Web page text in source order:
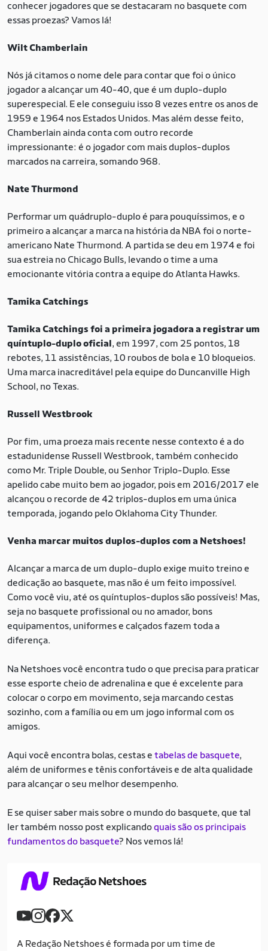
conhecer jogadores que se destacaram no basquete com
essas proezas? Vamos lá!
Wilt Chamberlain
Nós já citamos o nome dele para contar que foi o único
jogador a alcançar um 40-40, que é um duplo-duplo
superespecial. E ele conseguiu isso 8 vezes entre os anos de
1959 e 1964 nos Estados Unidos. Mas além desse feito,
Chamberlain ainda conta com outro recorde
impressionante: é o jogador com mais duplos-duplos
marcados na carreira, somando 968.
Nate Thurmond
Performar um quádruplo-duplo é para pouquíssimos, e o
primeiro a alcançar a marca na história da NBA foi o norte-
americano Nate Thurmond. A partida se deu em 1974 e foi
sua estreia no Chicago Bulls, levando o time a uma
emocionante vitória contra a equipe do Atlanta Hawks.
Tamika Catchings
Tamika Catchings foi a primeira jogadora a registrar um
quíntuplo-duplo oficial, em 1997, com 25 pontos, 18
rebotes, 11 assistências, 10 roubos de bola e 10 bloqueios.
Uma marca inacreditável pela equipe do Duncanville High
School, no Texas.
Russell Westbrook
Por fim, uma proeza mais recente nesse contexto é a do
estadunidense Russell Westbrook, também conhecido
como Mr. Triple Double, ou Senhor Triplo-Duplo. Esse
apelido cabe muito bem ao jogador, pois em 2016/2017 ele
alcançou o recorde de 42 triplos-duplos em uma única
temporada, jogando pelo Oklahoma City Thunder.
Venha marcar muitos duplos-duplos com a Netshoes!
Alcançar a marca de um duplo-duplo exige muito treino e
dedicação ao basquete, mas não é um feito impossível.
Como você viu, até os quíntuplos-duplos são possíveis! Mas,
seja no basquete profissional ou no amador, bons
equipamentos, uniformes e calçados fazem toda a
diferença.
Na Netshoes você encontra tudo o que precisa para praticar
esse esporte cheio de adrenalina e que é excelente para
colocar o corpo em movimento, seja marcando cestas
sozinho, com a família ou em um jogo informal com os
amigos.
Aqui você encontra bolas, cestas e tabelas de basquete,
além de uniformes e tênis confortáveis e de alta qualidade
para alcançar o seu melhor desempenho.
E se quiser saber mais sobre o mundo do basquete, que tal
ler também nosso post explicandoquais são os principais
fundamentos do basquete? Nos vemos lá!
Redação Netshoes
A Redação Netshoes é formada por um time de